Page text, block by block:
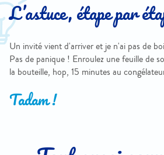
L’astuce, étape par
Un invité vient d'arriver et je n'ai pas de
Pas de panique ! Enroulez une feuille de
la bouteille, hop, 15 minutes au
Tadam !